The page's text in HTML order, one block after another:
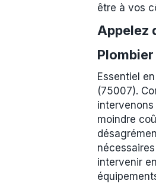
être à vos
Appelez
Essentiel
(75007).
moindre
intervenir